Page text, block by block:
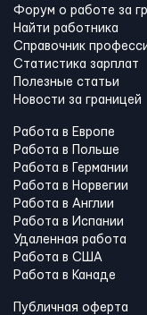
Форум о работе за
Найти работника
Справочник
Статистика зарплат
Полезные статьи
Новости за границей
Работа в Европе
Работа в Польше
Работа в Германии
Работа в Норвегии
Работа в Англии
Работа в Испании
Удаленная работа
Работа в США
Работа в Канадe
Публичная оферта